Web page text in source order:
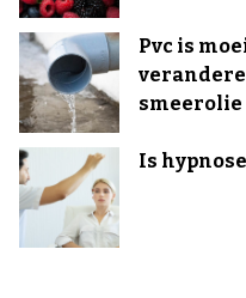
Pvc is
smeerolie
Is